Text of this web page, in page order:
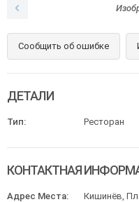
Сообщить об ошибке
ДЕТАЛИ
Тип: Ресторан
КОНТАКТНАЯ
Адрес Места: Кишинёв,